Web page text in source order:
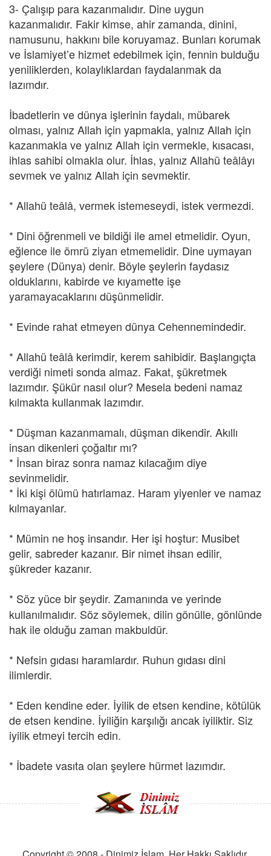
3- Çalışıp para kazanmalıdır. Dine uygun
kazanmalıdır. Fakir kimse, ahir zamanda, dinini,
namusunu, hakkını bile koruyamaz. Bunları korumak
ve İslamiyet’e hizmet edebilmek için, fennin bulduğu
yeniliklerden, kolaylıklardan faydalanmak da
lazımdır.
İbadetlerin ve dünya işlerinin faydalı, mübarek
olması, yalnız Allah için yapmakla, yalnız Allah için
kazanmakla ve yalnız Allah için vermekle, kısacası,
ihlas sahibi olmakla olur. İhlas, yalnız Allahü teâlâyı
sevmek ve yalnız Allah için sevmektir.
* Allahü teâlâ, vermek istemeseydi, istek vermezdi.
* Dini öğrenmeli ve bildiği ile amel etmelidir. Oyun,
eğlence ile ömrü ziyan etmemelidir. Dine uymayan
şeylere (Dünya) denir. Böyle şeylerin faydasız
olduklarını, kabirde ve kıyamette işe
yaramayacaklarını düşünmelidir.
* Evinde rahat etmeyen dünya Cehennemindedir.
* Allahü teâlâ kerimdir, kerem sahibidir. Başlangıçta
verdiği nimeti sonda almaz. Fakat, şükretmek
lazımdır. Şükür nasıl olur? Mesela bedeni namaz
kılmakta kullanmak lazımdır.
* Düşman kazanmamalı, düşman dikendir. Akıllı
insan dikenleri çoğaltır mı?
* İnsan biraz sonra namaz kılacağım diye
sevinmelidir.
* İki kişi ölümü hatırlamaz. Haram yiyenler ve namaz
kılmayanlar.
* Mümin ne hoş insandır. Her işi hoştur: Musibet
gelir, sabreder kazanır. Bir nimet ihsan edilir,
şükreder kazanır.
* Söz yüce bir şeydir. Zamanında ve yerinde
kullanılmalıdır. Söz söylemek, dilin gönülle, gönlünde
hak ile olduğu zaman makbuldür.
* Nefsin gıdası haramlardır. Ruhun gıdası dini
ilimlerdir.
* Eden kendine eder. İyilik de etsen kendine, kötülük
de etsen kendine. İyiliğin karşılığı ancak iyiliktir. Siz
iyilik etmeyi tercih edin.
* İbadete vasıta olan şeylere hürmet lazımdır.